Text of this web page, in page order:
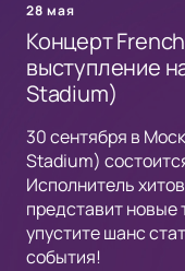
28 мая
Концерт
выступление
Stadium)
30 сентября в
Stadium)
Исполнитель
представит
упустите шанс
события!